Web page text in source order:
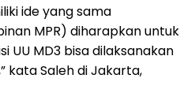
ide yang sama
MPR) diharapkan untuk
UU MD3 bisa dilaksanakan
kata Saleh di Jakarta,